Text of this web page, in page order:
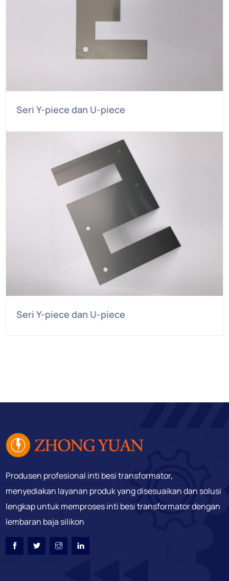
Seri Y-piece dan U-piece
Seri Y-piece dan U-piece
Produsen profesional inti besi transformator,
menyediakan layanan produk yang disesuaikan dan solusi
lengkap untuk memproses inti besi transformator dengan
lembaran baja silikon